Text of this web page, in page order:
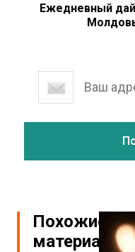
Ежедневный
Похожие
материалы